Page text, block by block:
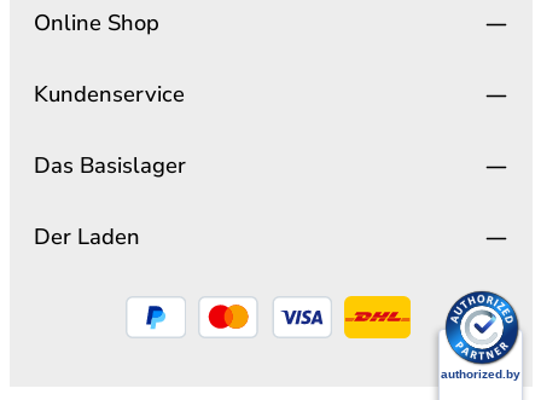
Online Shop
Kundenservice
Das Basislager
Der Laden